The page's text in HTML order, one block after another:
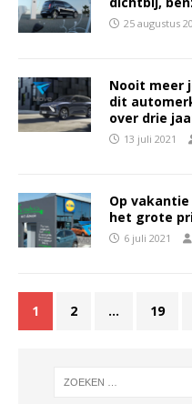
25 augustus
Nooit meer
dit
over drie
13 juli 2021
Op
het grote
6 juli 2021
1 2 … 19